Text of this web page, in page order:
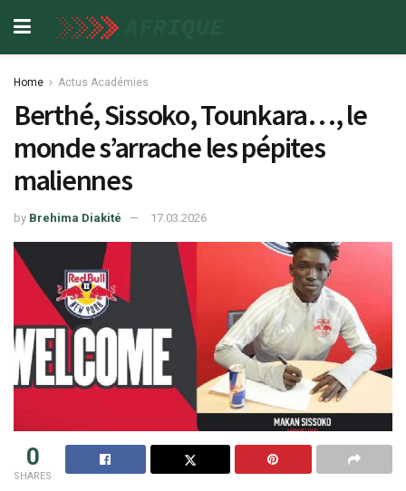
Home Actus Académies
Berthé, Sissoko, Tounkara…, le
monde s’arrache les pépites
maliennes
by Brehima Diakité 17.03.2026
0
SHARES